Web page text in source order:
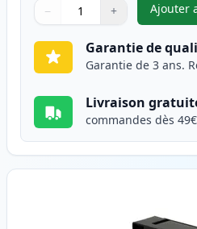
Quantité
Utilisez les boutons pour
− +
Quantité
Ajouter
Garantie de
Garantie de 3 ans.
Livraison
commandes dès 49€